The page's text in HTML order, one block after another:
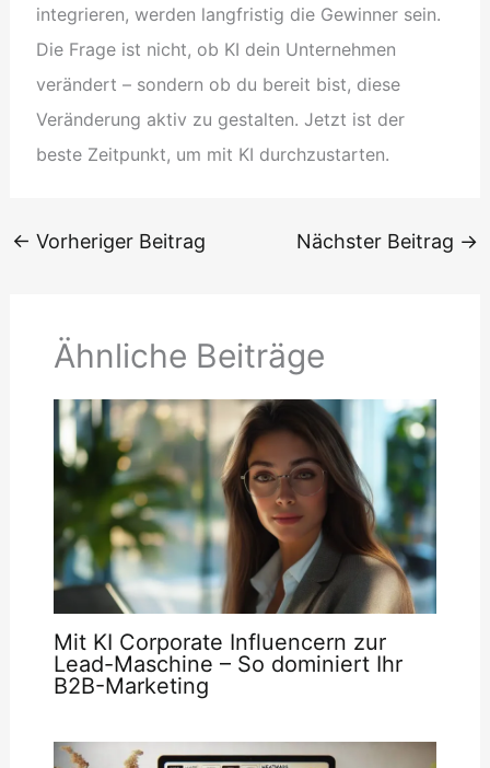
integrieren, werden langfristig die Gewinner sein.
Die Frage ist nicht, ob KI dein Unternehmen
verändert – sondern ob du bereit bist, diese
Veränderung aktiv zu gestalten. Jetzt ist der
beste Zeitpunkt, um mit KI durchzustarten.
← Vorheriger Beitrag Nächster Beitrag →
Ähnliche Beiträge
Mit KI Corporate Influencern zur
Lead-Maschine – So dominiert Ihr
B2B-Marketing